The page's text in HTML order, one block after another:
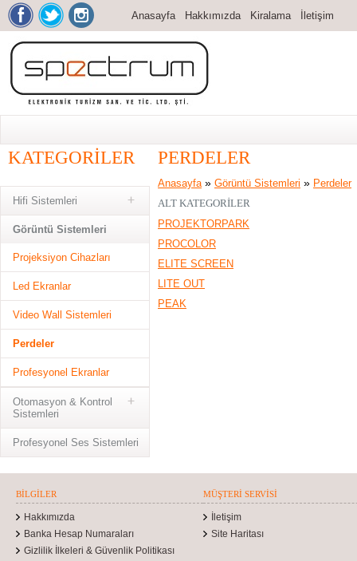
Anasayfa Hakkımızda Kiralama İletişim
KATEGORILER
Hifi Sistemleri
Görüntü Sistemleri
Projeksiyon Cihazları
Led Ekranlar
Video Wall Sistemleri
Perdeler
Profesyonel Ekranlar
Otomasyon & Kontrol
Sistemleri
Profesyonel Ses Sistemleri
PERDELER
Anasayfa » Görüntü Sistemleri » Perdeler
ALT KATEGORILER
PROJEKTORPARK
PROCOLOR
ELITE SCREEN
LITE OUT
PEAK
BILGILER
Hakkımızda
Banka Hesap Numaraları
Gizlilik İlkeleri & Güvenlik Politikası
MÜŞTERI SERVISI
İletişim
Site Haritası